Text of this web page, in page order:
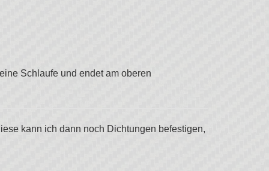
Schlaufe und endet am oberen
kann ich dann noch Dichtungen befestigen,